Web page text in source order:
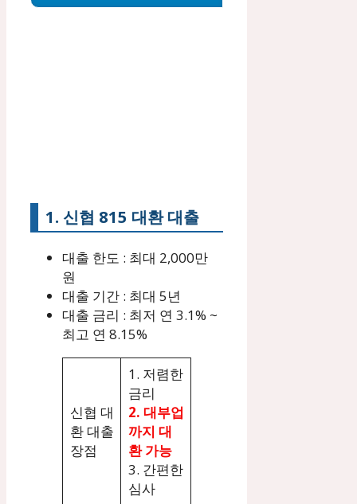
1. 신협 815 대환 대출
대출 한도 : 최대 2,000만
원
대출 기간 : 최대 5년
대출 금리 : 최저 연 3.1% ~
최고 연 8.15%
신협 대
환 대출
장점
1. 저렴한
금리
2. 대부업
까지 대
환 가능
3. 간편한
심사